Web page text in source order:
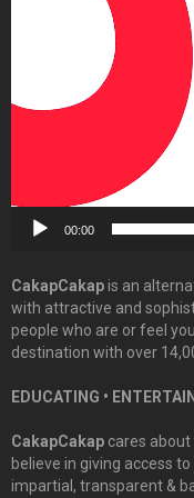
00:00
CakapCakapis an
with attractive and
people who are or feel
destination with over
EDUCATING •
CakapCakap cares
believe in giving access
impartial, transparent &